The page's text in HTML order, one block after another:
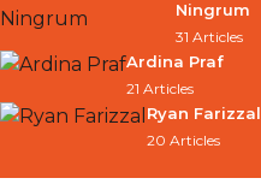
Ningrum
31 Articles
Ardina Praf
21 Articles
Ryan Farizzal
20 Articles